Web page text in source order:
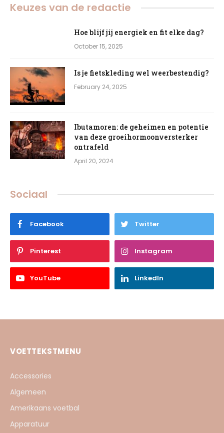
Keuzes van de redactie
Hoe blijf jij energiek en fit elke dag?
October 15, 2025
Is je fietskleding wel weerbestendig?
February 24, 2025
Ibutamoren: de geheimen en potentie
van deze groeihormoonversterker
ontrafeld
April 20, 2024
Sociaal
Facebook Twitter
Pinterest Instagram
YouTube LinkedIn
VOETTEKSTMENU
Accessories
Algemeen
Amerikaans voetbal
Apparatuur